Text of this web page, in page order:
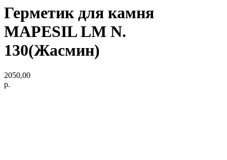
Герметик для камня
MAPESIL LM N.
130(Жасмин)
2050,00
р.